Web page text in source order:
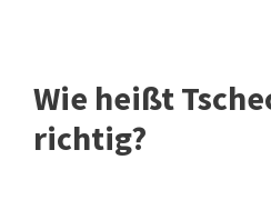
Wie heißt
richtig?